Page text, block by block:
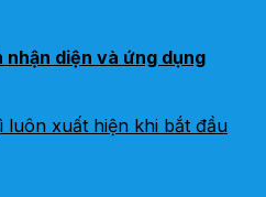
nhận diện và ứng dụng
luôn xuất hiện khi bắt đầu